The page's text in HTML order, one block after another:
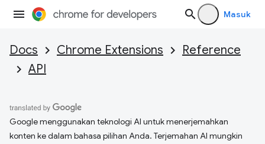
Masuk
Docs Chrome Extensions
Reference
API
Google menggunakan teknologi AI untuk menerjemahkan
konten ke dalam bahasa pilihan Anda. Terjemahan AI mungkin